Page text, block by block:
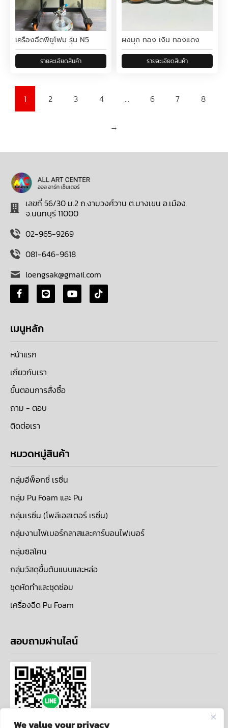
We value your privacy
เครื่องฉีดพียูโฟม รุ่น N5 ผงมุก ทอง เงิน ทองแดง
1 2 3 4 … 6 7 8
→
เลขที่ 56/30 ม.2 ถ.งามวงศ์วาน ต.บางเขน อ.เมือง
จ.นนทบุรี 11000
02-965-9269
081-646-9618
loengsak@gmail.com
เมนูหลัก
หน้าแรก
เกี่ยวกับเรา
ขั้นตอนการสั่งซื้อ
ถาม - ตอบ
ติดต่อเรา
หมวดหมู่สินค้า
กลุ่มอีพ็อกซี่ เรซิ่น
กลุ่ม Pu Foam และ Pu
กลุ่มเรซิ่น (โพลีเอสเตอร์ เรซิ่น)
กลุ่มงานไฟเบอร์กลาสและคาร์บอนไฟเบอร์
กลุ่มซิลิโคน
กลุ่มวัสดุขึ้นต้นแบบและหล่อ
ชุดหัดทำและชุดซ่อม
เครื่องฉีด Pu Foam
สอบถามผ่านไลน์